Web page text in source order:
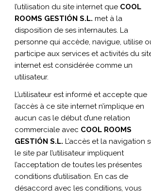
l’utilisation du site internet que COOL
ROOMS GESTIÓN S.L. met à la
disposition de ses internautes. La
personne qui accède, navigue, utilise
participe aux services et activités du
internet est considérée comme un
utilisateur.
L’utilisateur est informé et accepte que
l’accès à ce site internet n’implique en
aucun cas le début d’une relation
commerciale avec COOL ROOMS
GESTIÓN S.L. L’accès et la navigation
le site par l’utilisateur impliquent
l’acceptation de toutes les présentes
conditions d’utilisation. En cas de
désaccord avec les conditions, vous